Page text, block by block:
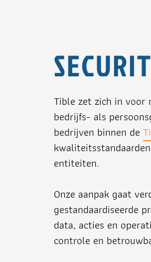
Tible zet zich in voor
bedrijfs- als
bedrijven binnen de
entiteiten.
Onze aanpak gaat
gestandaardiseerde
data, acties en
controle en